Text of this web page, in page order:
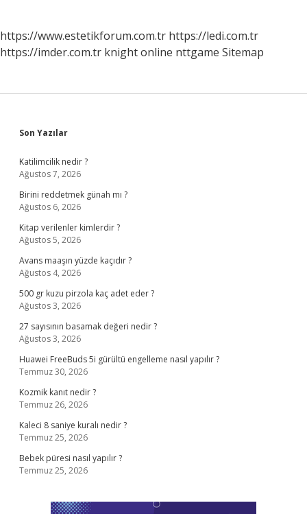
https://www.estetikforum.com.tr https://ledi.com.tr
https://imder.com.tr knight online nttgame Sitemap
Sidebar
Son Yazılar
Katilimcilik nedir ?
Ağustos 7, 2026
Birini reddetmek günah mı ?
Ağustos 6, 2026
Kitap verilenler kimlerdir ?
Ağustos 5, 2026
Avans maaşın yüzde kaçıdır ?
Ağustos 4, 2026
500 gr kuzu pirzola kaç adet eder ?
Ağustos 3, 2026
27 sayısının basamak değeri nedir ?
Ağustos 3, 2026
Huawei FreeBuds 5i gürültü engelleme nasıl yapılır ?
Temmuz 30, 2026
Kozmik kanıt nedir ?
Temmuz 26, 2026
Kaleci 8 saniye kuralı nedir ?
Temmuz 25, 2026
Bebek püresi nasıl yapılır ?
Temmuz 25, 2026